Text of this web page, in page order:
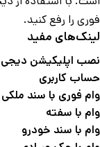
فوری را رفع کنید.
لینک‌های مفید
نصب اپلیکیشن دیجی
حساب کاربری
وام فوری با سند ملکی
وام با سفته
وام با سند خودرو